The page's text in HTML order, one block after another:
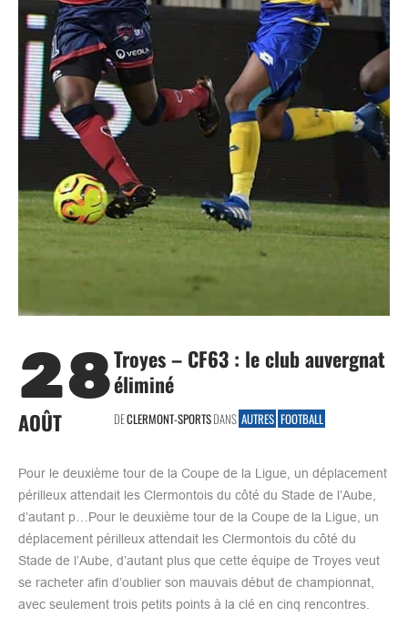
28
AOÛT
Troyes – CF63 : le club auvergnat
éliminé
DECLERMONT-SPORTSDANS AUTRES FOOTBALL
Pour le deuxième tour de la Coupe de la Ligue, un déplacement
périlleux attendait les Clermontois du côté du Stade de l’Aube,
d’autant p…Pour le deuxième tour de la Coupe de la Ligue, un
déplacement périlleux attendait les Clermontois du côté du
Stade de l’Aube, d’autant plus que cette équipe de Troyes veut
se racheter afin d’oublier son mauvais début de championnat,
avec seulement trois petits points à la clé en cinq rencontres.